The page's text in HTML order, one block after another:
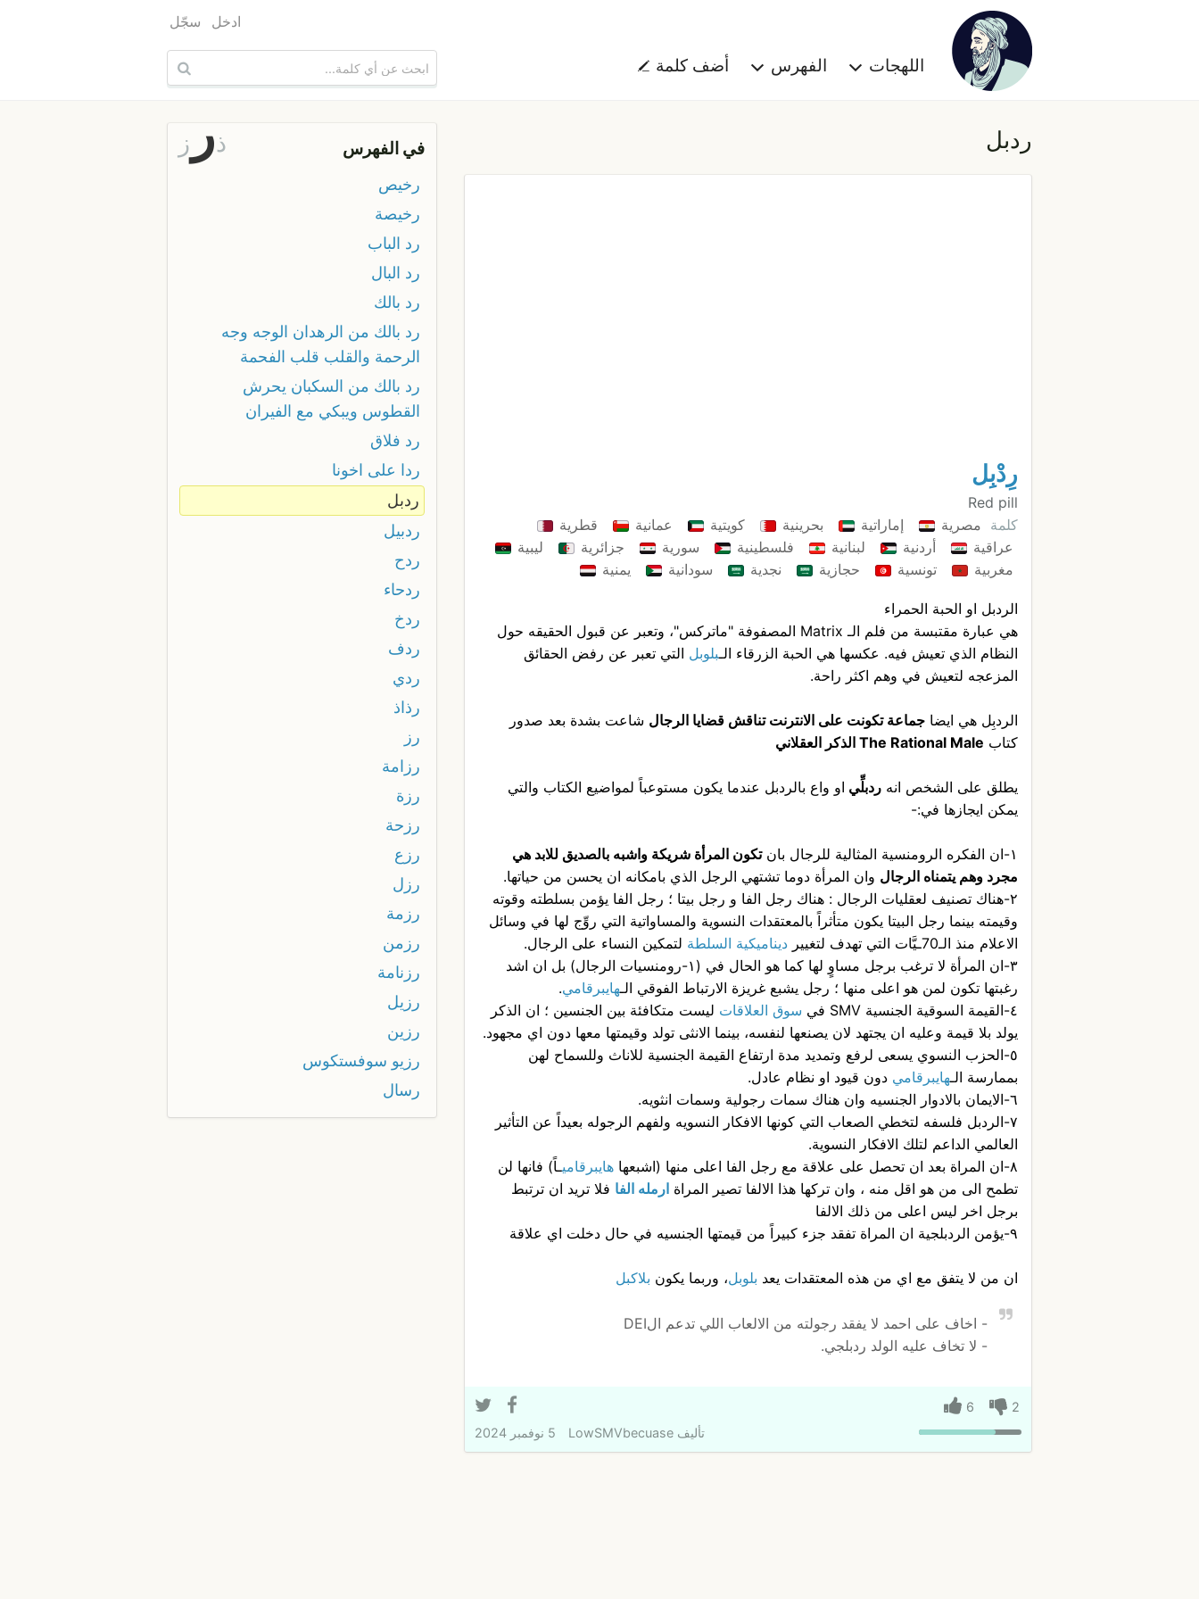
اللهجات الفهرس أضف كلمة
ادخل سجّل
ردبل
رِدْبِل
Red pill
كلمة مصرية إماراتية بحرينية كويتية عمانية
قطرية
عراقية
أردنية لبنانية فلسطينية سورية جزائرية
ليبية
مغربية
تونسية حجازية نجدية سودانية يمنية
الردبل او الحبة الحمراء
هي عبارة مقتبسة من فلم الـ Matrix المصفوفة "ماتركس"، وتعبر عن قبول الحقيقه حول
النظام الذي تعيش فيه. عكسها هي الحبة الزرقاء الـبلوبل التي تعبر عن رفض الحقائق
المزعجه لتعيش في وهم اكثر راحة.
الردبِل هي ايضا جماعة تكونت على الانترنت تناقش قضايا الرجال شاعت بشدة بعد صدور
كتاب The Rational Male الذكر العقلاني
يطلق على الشخص انه ردبلِّي او واع بالردبل عندما يكون مستوعباً لمواضيع الكتاب والتي
يمكن ايجازها في:-
١-ان الفكره الرومنسية المثالية للرجال بان
تكون المرأة شريكة واشبه بالصديق للابد هي
مجرد وهم يتمناه الرجال وان المرأة دوما تشتهي الرجل الذي بامكانه ان يحسن من حياتها.
٢-هناك تصنيف لعقليات الرجال : هناك رجل الفا و رجل بيتا ؛ رجل الفا يؤمن بسلطته وقوته
وقيمته بينما رجل البيتا يكون متأثراً بالمعتقدات النسوية والمساواتية التي روِّج لها في وسائل
الاعلام منذ الـ70ـيَّات التي تهدف لتغيير
ديناميكية السلطة لتمكين النساء على الرجال.
٣-ان المرأة لا ترغب برجل مساوٍ لها كما هو الحال في (١-رومنسيات الرجال) بل ان اشد
رغبتها تكون لمن هو اعلى منها ؛ رجل يشبع غريزة الارتباط الفوقي الـهايبرقامي.
٤-القيمة السوقية الجنسية SMV في
سوق العلاقات ليست متكافئة بين الجنسين ؛ ان الذكر
يولد بلا قيمة وعليه ان يجتهد لان يصنعها لنفسه، بينما الانثى تولد وقيمتها معها دون اي مجهود.
٥-الحزب النسوي يسعى لرفع وتمديد مدة ارتفاع القيمة الجنسية للاناث وللسماح لهن
بممارسة الـهايبرقامي دون قيود او نظام عادل.
٦-الايمان بالادوار الجنسيه وان هناك سمات رجولية وسمات انثويه.
٧-الردبل فلسفه لتخطي الصعاب التي كونها الافكار النسويه ولفهم الرجوله بعيداً عن التأثير
العالمي الداعم لتلك الافكار النسوية.
٨-ان المراة بعد ان تحصل على علاقة مع رجل الفا اعلى منها (اشبعها
هايبرقاميـاً) فانها لن
تطمح الى من هو اقل منه ، وان تركها هذا الالفا تصير المراة ارمله الفا فلا تريد ان ترتبط
برجل اخر ليس اعلى من ذلك الالفا
٩-يؤمن الردبلجية ان المراة تفقد جزء كبيراً من قيمتها الجنسيه في حال دخلت اي علاقة
ان من لا يتفق مع اي من هذه المعتقدات يعد بلوبل، وربما يكون بلاكبل
- اخاف على احمد لا يفقد رجولته من الالعاب اللي تدعم الDEI
- لا تخاف عليه الولد ردبلجي.
2
6
تأليفLowSMVbecuase 5 نوفمبر 2024
في الفهرس ذر ز
رخيص
رخيصة
رد الباب
رد البال
رد بالك
رد بالك من الرهدان الوجه وجه
الرحمة والقلب قلب الفحمة
رد بالك من السكبان يحرش
القطوس ويبكي مع الفيران
رد فلاق
ردا على اخونا
ردبل
ردبيل
ردح
ردحاء
ردخ
ردف
ردي
رذاذ
رز
رزامة
رزة
رزحة
رزع
رزل
رزمة
رزمن
رزنامة
رزيل
رزين
رزيو سوفستكوس
رسال